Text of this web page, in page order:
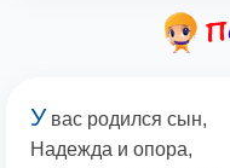
У вас родился сын,
Надежда и опора,